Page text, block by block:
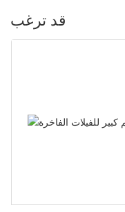
قد ترغب